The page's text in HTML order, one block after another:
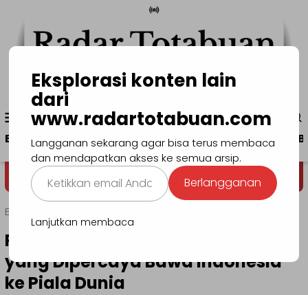
konten
Menu
Mobile
www.radartotabuan.com
Beranda Kotamobagu Bolmong Boltim
Dega' Niondon Selamat Datang di
Beranda
Patrick Kluivert: Sang Legenda
yang Dipercaya Bawa Indonesia
ke Piala Dunia
Eksplorasi konten lain
dari
www.radartotabuan.com
Langganan sekarang agar bisa terus membaca
dan mendapatkan akses ke semua arsip.
Ketikkan
email
Anda...
Berlangganan
Lanjutkan membaca